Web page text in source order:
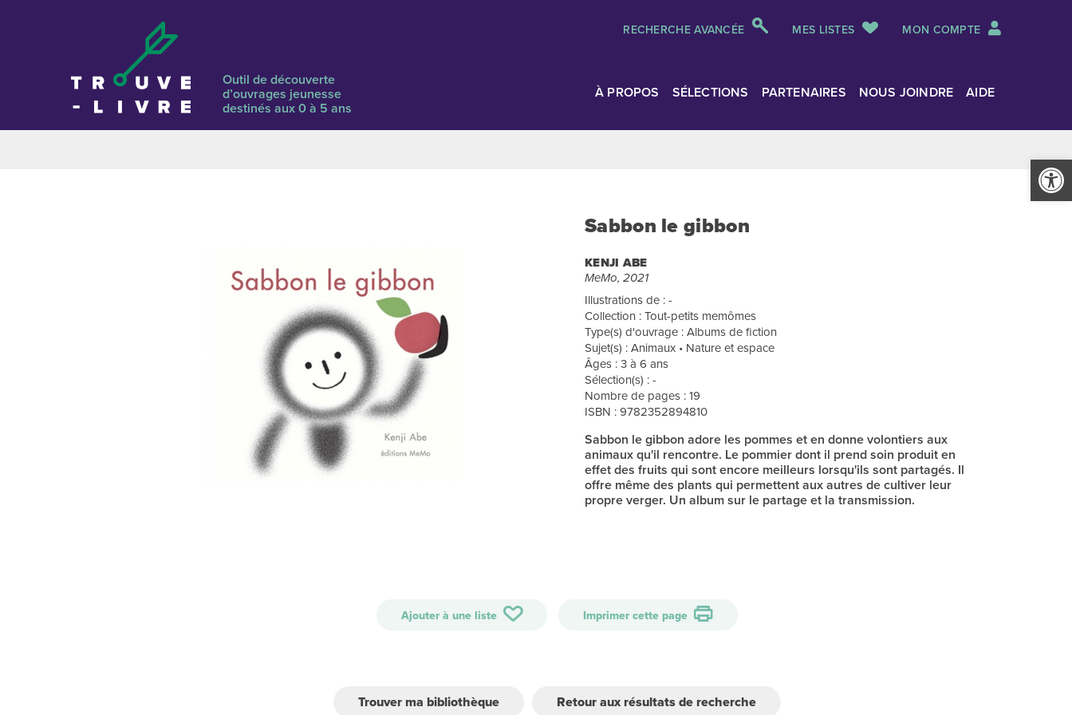
Ouvrir
RECHERCHE AVANCÉE MES LISTES MON COMPTE
Outil de découverte
d’ouvrages jeunesse
destinés aux 0 à 5 ans
À PROPOS SÉLECTIONS PARTENAIRES NOUS JOINDRE AIDE
Sabbon le gibbon
KENJI ABE
MeMo, 2021
Illustrations de : -
Collection : Tout-petits memômes
Type(s) d'ouvrage : Albums de fiction
Sujet(s) : Animaux • Nature et espace
Âges : 3 à 6 ans
Sélection(s) : -
Nombre de pages : 19
ISBN : 9782352894810
Sabbon le gibbon adore les pommes et en donne volontiers aux
animaux qu'il rencontre. Le pommier dont il prend soin produit en
effet des fruits qui sont encore meilleurs lorsqu'ils sont partagés. Il
offre même des plants qui permettent aux autres de cultiver leur
propre verger. Un album sur le partage et la transmission.
Ajouter à une liste Imprimer cette page
Trouver ma bibliothèque Retour aux résultats de recherche